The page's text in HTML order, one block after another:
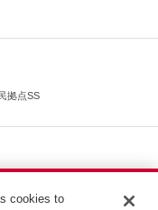
拠点SS
cookies to